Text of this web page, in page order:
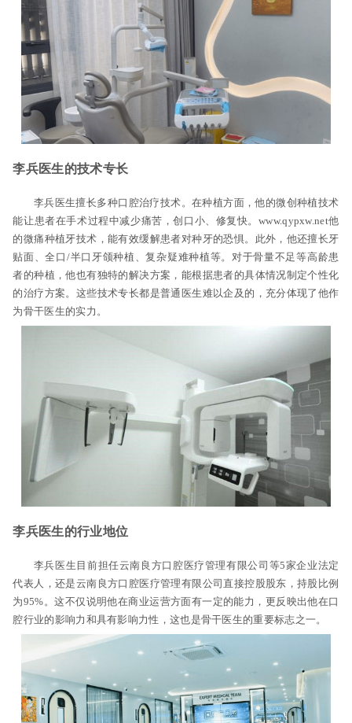
李兵医生的技术专长
李兵医生擅长多种口腔治疗技术。在种植方面，他的微创种植技术
能让患者在手术过程中减少痛苦，创口小、修复快。www.qypxw.net他
的微痛种植牙技术，能有效缓解患者对种牙的恐惧。此外，他还擅长牙
贴面、全口/半口牙颌种植、复杂疑难种植等。对于骨量不足等高龄患
者的种植，他也有独特的解决方案，能根据患者的具体情况制定个性化
的治疗方案。这些技术专长都是普通医生难以企及的，充分体现了他作
为骨干医生的实力。
李兵医生的行业地位
李兵医生目前担任云南良方口腔医疗管理有限公司等5家企业法定
代表人，还是云南良方口腔医疗管理有限公司直接控股股东，持股比例
为95%。这不仅说明他在商业运营方面有一定的能力，更反映出他在口
腔行业的影响力和具有影响力性，这也是骨干医生的重要标志之一。